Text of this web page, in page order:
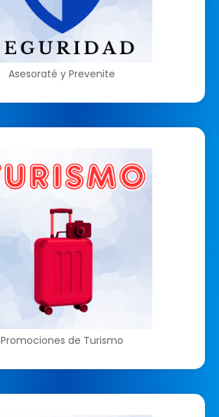
Asesoraté y Prevenite
Promociones de Turismo